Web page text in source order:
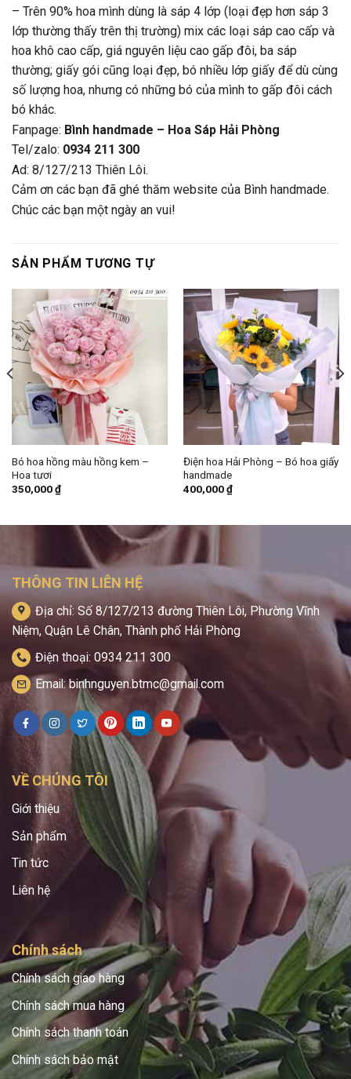
– Trên 90% hoa mình dùng là sáp 4 lớp (loại đẹp hơn sáp 3
lớp thường thấy trên thị trường) mix các loại sáp cao cấp và
hoa khô cao cấp, giá nguyên liệu cao gấp đôi, ba sáp
thường; giấy gói cũng loại đẹp, bó nhiều lớp giấy để dù cùng
số lượng hoa, nhưng có những bó của mình to gấp đôi cách
bó khác.
Fanpage: Bình handmade – Hoa Sáp Hải Phòng
Tel/zalo: 0934 211 300
Ad: 8/127/213 Thiên Lôi.
Cảm ơn các bạn đã ghé thăm website của Bình handmade.
Chúc các bạn một ngày an vui!
SẢN PHẨM TƯƠNG TỰ
Bó hoa hồng màu hồng kem –
Hoa tươi
350,000₫
Điện hoa Hải Phòng – Bó hoa giấy
handmade
400,000₫
THÔNG TIN LIÊN HỆ
Địa chỉ: Số 8/127/213 đường Thiên Lôi, Phường Vĩnh
Niệm, Quận Lê Chân, Thành phố Hải Phòng
Điện thoại: 0934 211 300
Email: binhnguyen.btmc@gmail.com
VỀ CHÚNG TÔI
Giới thiệu
Sản phẩm
Tin tức
Liên hệ
Chính sách
Chính sách giao hàng
Chính sách mua hàng
Chính sách thanh toán
Chính sách bảo mật